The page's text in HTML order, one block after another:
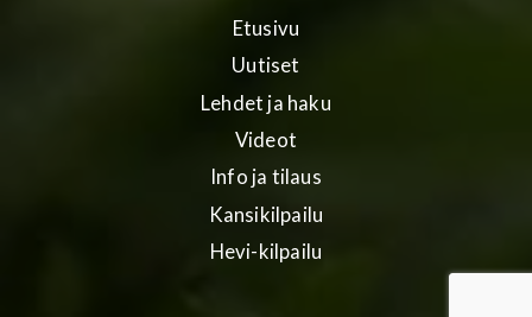
Etusivu
Uutiset
Lehdet ja haku
Videot
Info ja tilaus
Kansikilpailu
Hevi-kilpailu